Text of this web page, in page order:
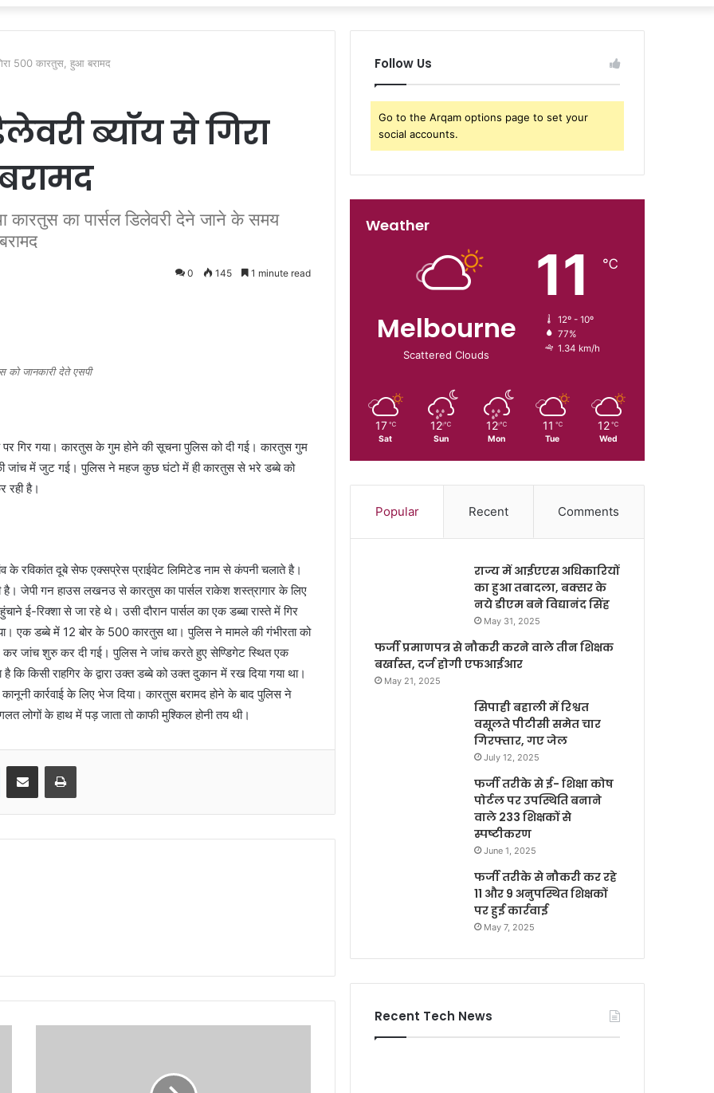
500 कारतुस, हुआ बरामद
ब्यॉय से गिरा
का पार्सल डिलेवरी देने जाने के समय
0 145 1 minute read
को जानकारी देते एसपी
गिर गया। कारतुस के गुम होने की सूचना पुलिस को दी गई। कारतुस गुम
जांच में जुट गई। पुलिस ने महज कुछ घंटो में ही कारतुस से भरे डब्बे को
रही है।
के रविकांत दूबे सेफ एक्सप्रेस प्राईवेट लिमिटेड नाम से कंपनी चलाते है।
है। जेपी गन हाउस लखनउ से कारतुस का पार्सल राकेश शस्त्रागार के लिए
ई-रिक्शा से जा रहे थे। उसी दौरान पार्सल का एक डब्बा रास्ते में गिर
एक डब्बे में 12 बोर के 500 कारतुस था। पुलिस ने मामले की गंभीरता को
जांच शुरु कर दी गई। पुलिस ने जांच करते हुए सेण्डिगेट स्थित एक
कि किसी राहगिर के द्वारा उक्त डब्बे को उक्त दुकान में रख दिया गया था।
कार्रवाई के लिए भेज दिया। कारतुस बरामद होने के बाद पुलिस ने
लोगों के हाथ में पड़ जाता तो काफी मुश्किल होनी तय थी।
Follow Us
Go to the Arqam options page to set your
social accounts.
Weather
Melbourne
Scattered Clouds
11 ℃
12º - 10º
77%
1.34 km/h
17 ℃
Sat
12 ℃
Sun
12 ℃
Mon
11 ℃
Tue
12 ℃
Wed
Popular Recent Comments
राज्य में आईएएस अधिकारियों
का हुआ तबादला, बक्सर के
नये डीएम बने विद्यानंद सिंह
May 31, 2025
फर्जी प्रमाणपत्र से नौकरी करने वाले तीन शिक्षक
बर्खास्त, दर्ज होगी एफआईआर
May 21, 2025
सिपाही बहाली में रिश्वत
वसूलते पीटीसी समेत चार
गिरफ्तार, गए जेल
July 12, 2025
फर्जी तरीके से ई- शिक्षा कोष
पोर्टल पर उपस्थिति बनाने
वाले 233 शिक्षकों से
स्पष्टीकरण
June 1, 2025
फर्जी तरीके से नौकरी कर रहे
11 और 9 अनुपस्थित शिक्षकों
पर हुई कार्रवाई
May 7, 2025
Recent Tech News